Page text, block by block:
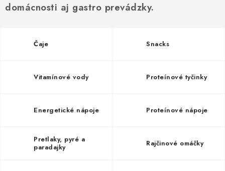
domácnosti aj gastro prevádzky.
Čaje Snacks
Vitamínové vody Proteínové tyčinky
Energetické nápoje Proteínové nápoje
Pretlaky, pyré a
paradajky
Rajčinové omáčky